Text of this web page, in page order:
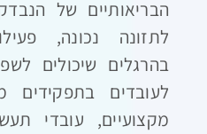
הבריאותיים של
לתזונה נכונה,
בהרגלים שיכולים
לעובדים בתפקידים
מקצועיים, עובדי